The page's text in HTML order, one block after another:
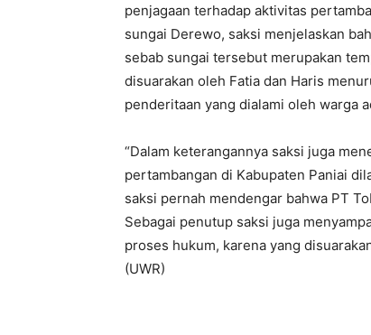
penjagaan terhadap aktivitas
sungai Derewo, saksi menjelaskan
sebab sungai tersebut merupakan
disuarakan oleh Fatia dan Haris
penderitaan yang dialami oleh warga
“Dalam keterangannya saksi juga
pertambangan di Kabupaten Paniai
saksi pernah mendengar bahwa PT
Sebagai penutup saksi juga
proses hukum, karena yang
(UWR)